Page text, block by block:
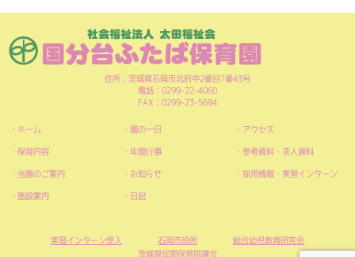
住所：茨城県石岡市北府中2番目7番43号
電話：0299-22-4060
FAX：0299-23-5694
ホーム
保育内容
当園のご案内
施設案内
園の一日
年間行事
お知らせ
日記
アクセス
参考資料・求人資料
採用情報・実習インターン
実習インターン受入 石岡市役所
総合幼児教育研究会
茨城県民間保育協議会